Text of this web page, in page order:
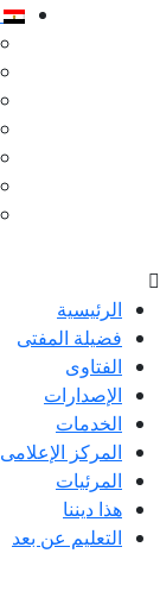
الرئيسية
فضيلة المفتى
الفتاوى
الإصدارات
الخدمات
المركز الإعلامى
المرئيات
هذا ديننا
التعليم عن بعد